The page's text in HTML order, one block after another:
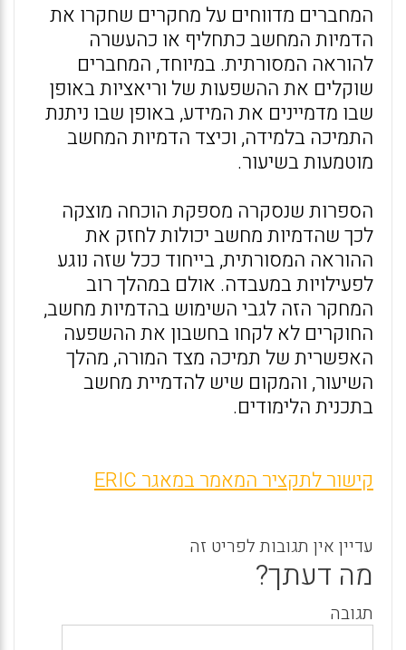
המחברים מדווחים על מחקרים שחקרו את
הדמיות המחשב כתחליף או כהעשרה
להוראה המסורתית. במיוחד, המחברים
שוקלים את ההשפעות של וריאציות באופן
שבו מדמיינים את המידע, באופן שבו ניתנת
התמיכה בלמידה, וכיצד הדמיות המחשב
מוטמעות בשיעור.
הספרות שנסקרה מספקת הוכחה מוצקה
לכך שהדמיות מחשב יכולות לחזק את
ההוראה המסורתית, בייחוד ככל שזה נוגע
לפעילויות במעבדה. אולם במהלך רוב
המחקר הזה לגבי השימוש בהדמיות מחשב,
החוקרים לא לקחו בחשבון את ההשפעה
האפשרית של תמיכה מצד המורה, מהלך
השיעור, והמקום שיש להדמיית מחשב
בתכנית הלימודים.
קישור לתקציר המאמר במאגר ERIC
עדיין אין תגובות לפריט זה
מה דעתך?
תגובה